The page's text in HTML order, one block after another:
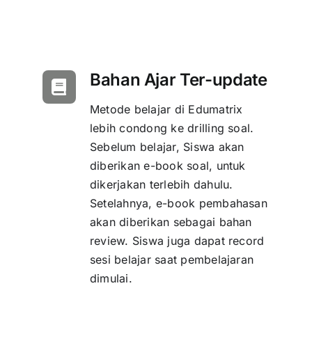
Bahan Ajar Ter-update
Metode belajar di Edumatrix
lebih condong ke drilling soal.
Sebelum belajar, Siswa akan
diberikan e-book soal, untuk
dikerjakan terlebih dahulu.
Setelahnya, e-book pembahasan
akan diberikan sebagai bahan
review. Siswa juga dapat record
sesi belajar saat pembelajaran
dimulai.